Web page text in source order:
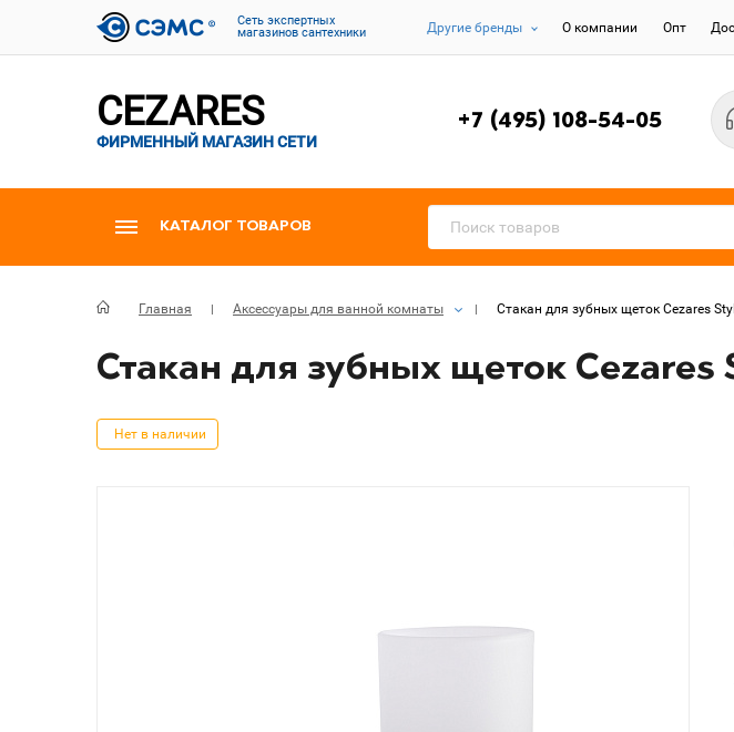
Cеть экспертных
магазинов сантехники
Другие бренды О компании Опт
CEZARES
ФИРМЕННЫЙ МАГАЗИН СЕТИ
+7 (495) 108-54-05
КАТАЛОГ ТОВАРОВ
Главная Аксессуары для ванной комнаты Стакан для зубных щеток Cezares
Стакан для зубных щеток Cezares
Нет в наличии